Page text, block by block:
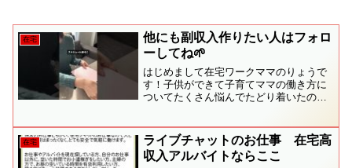
在宅
他にも副収入作りたい人はフォロ
ーしてね🌱
はじめまして在宅ワークママのりょうで
す！子供ができて子育てママの働き方に
ついてたくさん悩んでたどり着いたのが
い人そんな方に向けて発信してます✨−−
−−−−−−−−−−−...
在宅
ライブチャットのお仕事 在宅高
収入アルバイトならここ